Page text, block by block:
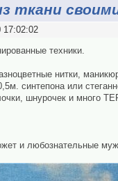
ткани
17:02:02
техники.
нитки,
синтепона или
шнурочек и много
и любознательные